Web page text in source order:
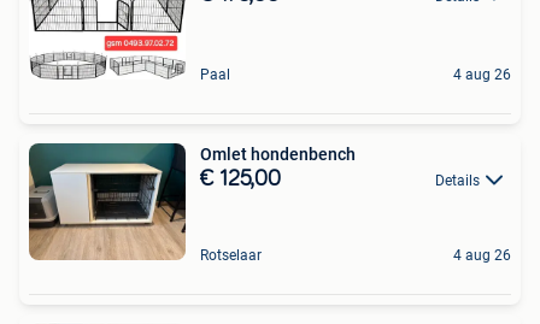
Paal 4 aug 26
Omlet hondenbench
€ 125,00 Details
Rotselaar 4 aug 26